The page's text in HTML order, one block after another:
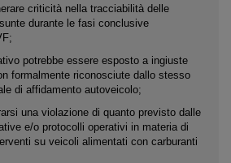
criticità nella tracciabilità delle
durante le fasi conclusive
potrebbe essere esposto a ingiuste
formalmente riconosciute dallo stesso
di affidamento autoveicolo;
una violazione di quanto previsto dalle
e/o protocolli operativi in materia di
su veicoli alimentati con carburanti